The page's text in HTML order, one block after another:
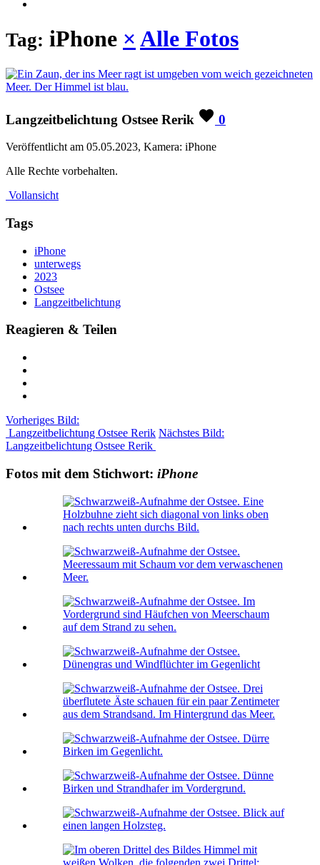
Tag: iPhone × Alle Fotos
Langzeitbelichtung Ostsee Rerik 0
Veröffentlicht am 05.05.2023, Kamera: iPhone
Alle Rechte vorbehalten.
Vollansicht
Tags
iPhone
unterwegs
2023
Ostsee
Langzeitbelichtung
Reagieren & Teilen
Vorheriges Bild:
Langzeitbelichtung Ostsee Rerik Nächstes Bild:
Langzeitbelichtung Ostsee Rerik
Fotos mit dem Stichwort: iPhone